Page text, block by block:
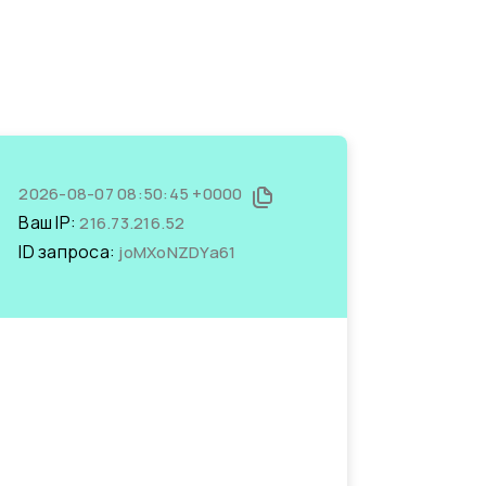
2026-08-07 08:50:45 +0000
Ваш IP:216.73.216.52
ID запроса: joMXoNZDYa61